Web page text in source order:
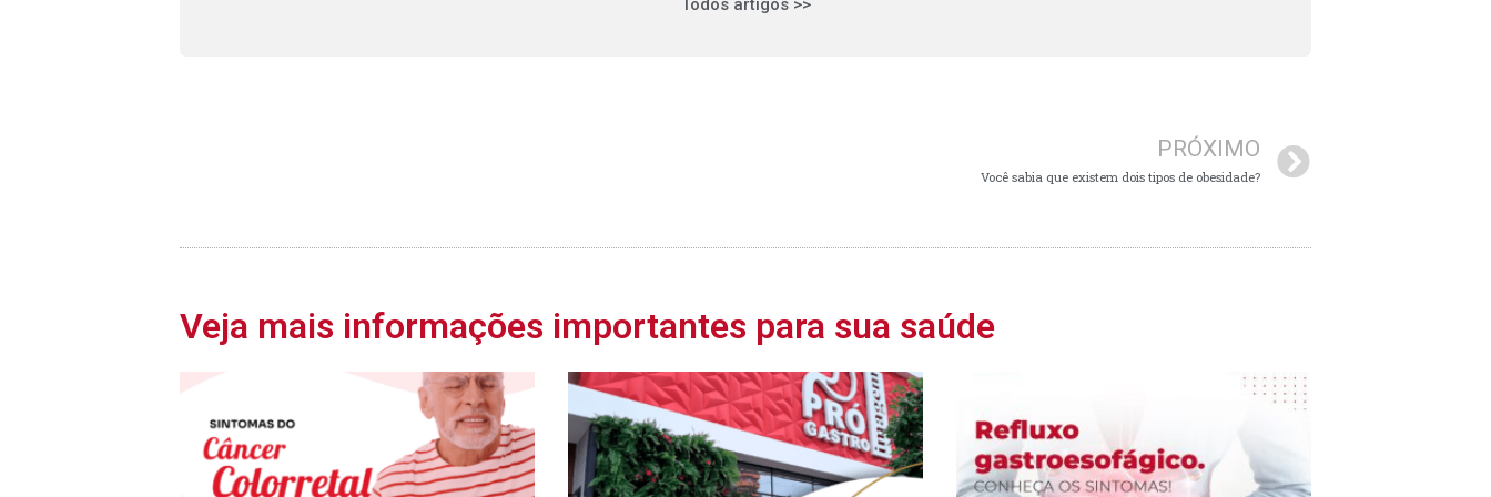
Todos artigos >>
PRÓXIMO
Você sabia que existem dois tipos de obesidade?
Veja mais informações importantes para sua saúde